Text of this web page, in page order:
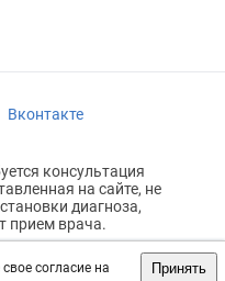
согласие на
Принять
Вконтакте
консультация
на сайте, не
диагноза,
прием врача.